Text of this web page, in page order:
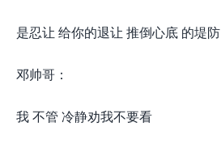
是忍让 给你的退让 推倒心底 的堤防
邓帅哥：
我 不管 冷静劝我不要看